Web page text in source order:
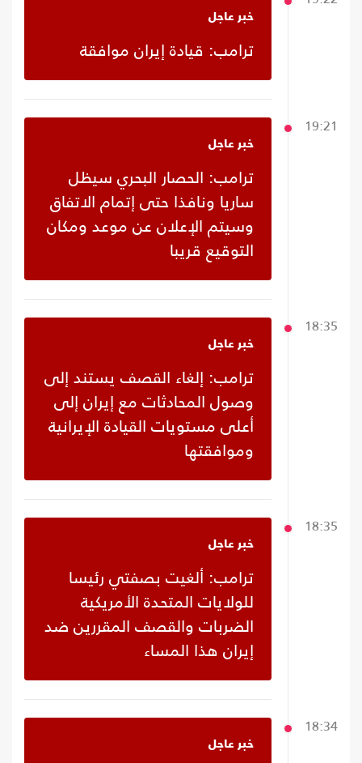
خبر عاجل
ترامب: قيادة إيران موافقة
19:21
خبر عاجل
ترامب: الحصار البحري سيظل
ساريا ونافذا حتى إتمام الاتفاق
وسيتم الإعلان عن موعد ومكان
التوقيع قريبا
18:35
خبر عاجل
ترامب: إلغاء القصف يستند إلى
وصول المحادثات مع إيران إلى
أعلى مستويات القيادة الإيرانية
وموافقتها
18:35
خبر عاجل
ترامب: ألغيت بصفتي رئيسا
للولايات المتحدة الأمريكية
الضربات والقصف المقررين ضد
إيران هذا المساء
18:34
خبر عاجل